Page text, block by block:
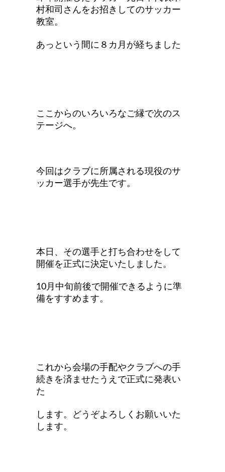
村和司さんをお招きしてのサッカー
教室。
あっという間に８カ月が経ちました
ここからのいろいろなご縁で次のス
テージへ。
今回はクラブに所属される現役のサ
ッカー選手が先生です。
本日、その選手と打ち合わせをして
開催を正式に決定いたしました。
10月中旬前後で開催できるように準
備をすすめます。
これから会場の手配やクラブへの手
続きを済ませたうえで正式に発表い
た
します。どうぞよろしくお願いいた
します。